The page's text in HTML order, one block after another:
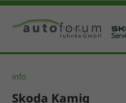
info
Skoda Kamiq